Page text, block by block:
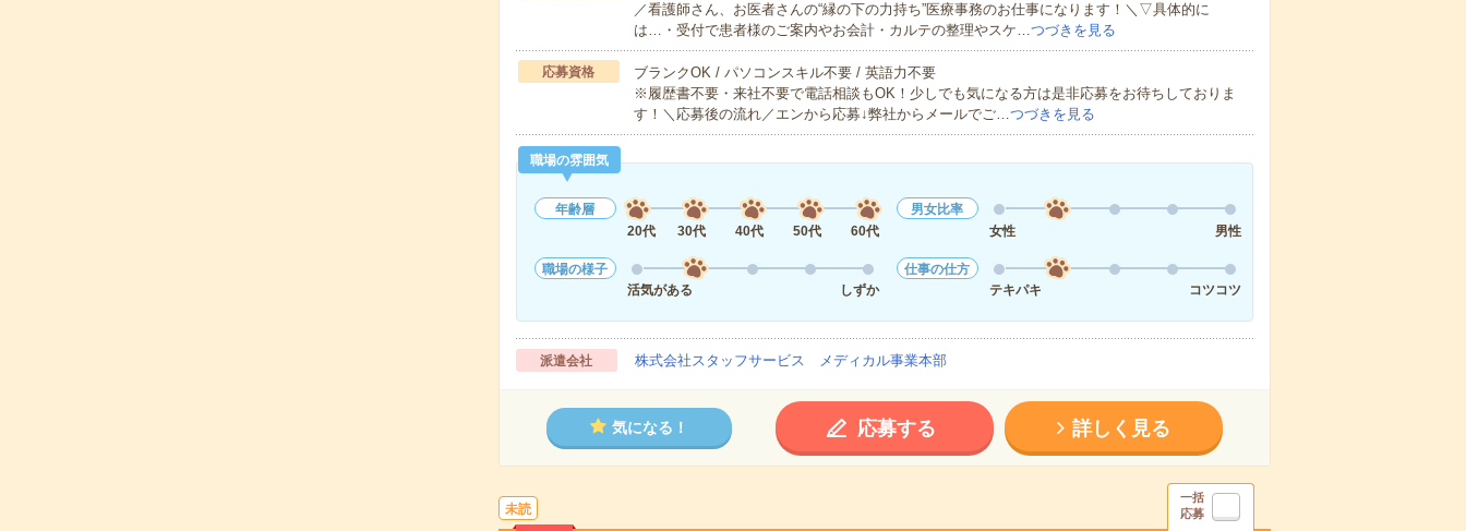
／看護師さん、お医者さんの“縁の下の力持ち”医療事務のお仕事になります！＼▽具体的に
は…・受付で患者様のご案内やお会計・カルテの整理やスケ…つづきを見る
応募資格
ブランクOK / パソコンスキル不要 / 英語力不要
※履歴書不要・来社不要で電話相談もOK！少しでも気になる方は是非応募をお待ちしておりま
す！＼応募後の流れ／エンから応募↓弊社からメールでご…つづきを見る
職場の雰囲気
年齢層
20代
30代 40代 50代 60代
男女比率
女性
男性
職場の様子
活気がある
しずか
仕事の仕方
テキパキ
コツコツ
派遣会社 株式会社スタッフサービス メディカル事業本部
気になる！ 応募する 詳しく見る
未読
一括
応募